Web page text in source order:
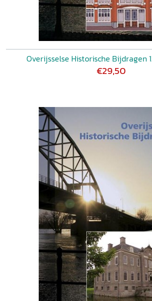
Overijsselse Historische Bijdragen
€29,50